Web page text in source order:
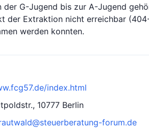
der G-Jugend bis zur A-Jugend
der Extraktion nicht erreichbar
werden konnten.
index.html
10777 Berlin
forum.de